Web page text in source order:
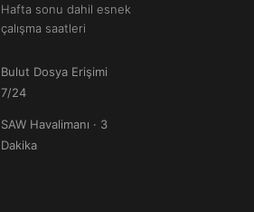
Hafta sonu dahil esnek
çalışma saatleri
Bulut Dosya Erişimi
7/24
SAW Havalimanı · 3
Dakika